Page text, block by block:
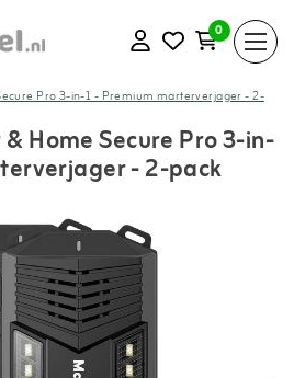
0
Pro 3-in-1 - Premium marterverjager - 2-
Home Secure Pro 3-in-
- 2-pack